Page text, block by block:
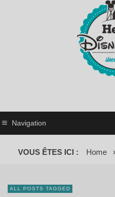
Navigation
VOUS ÊTES ICI : Home
ALL POSTS TAGGED